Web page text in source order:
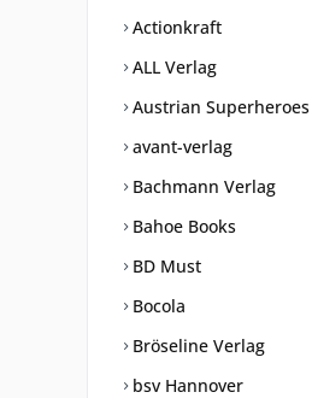
Actionkraft
ALL Verlag
Austrian Superheroes
avant-verlag
Bachmann Verlag
Bahoe Books
BD Must
Bocola
Bröseline Verlag
bsv Hannover